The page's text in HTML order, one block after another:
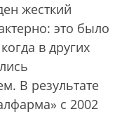
жесткий
это было
в других
В результате
с 2002